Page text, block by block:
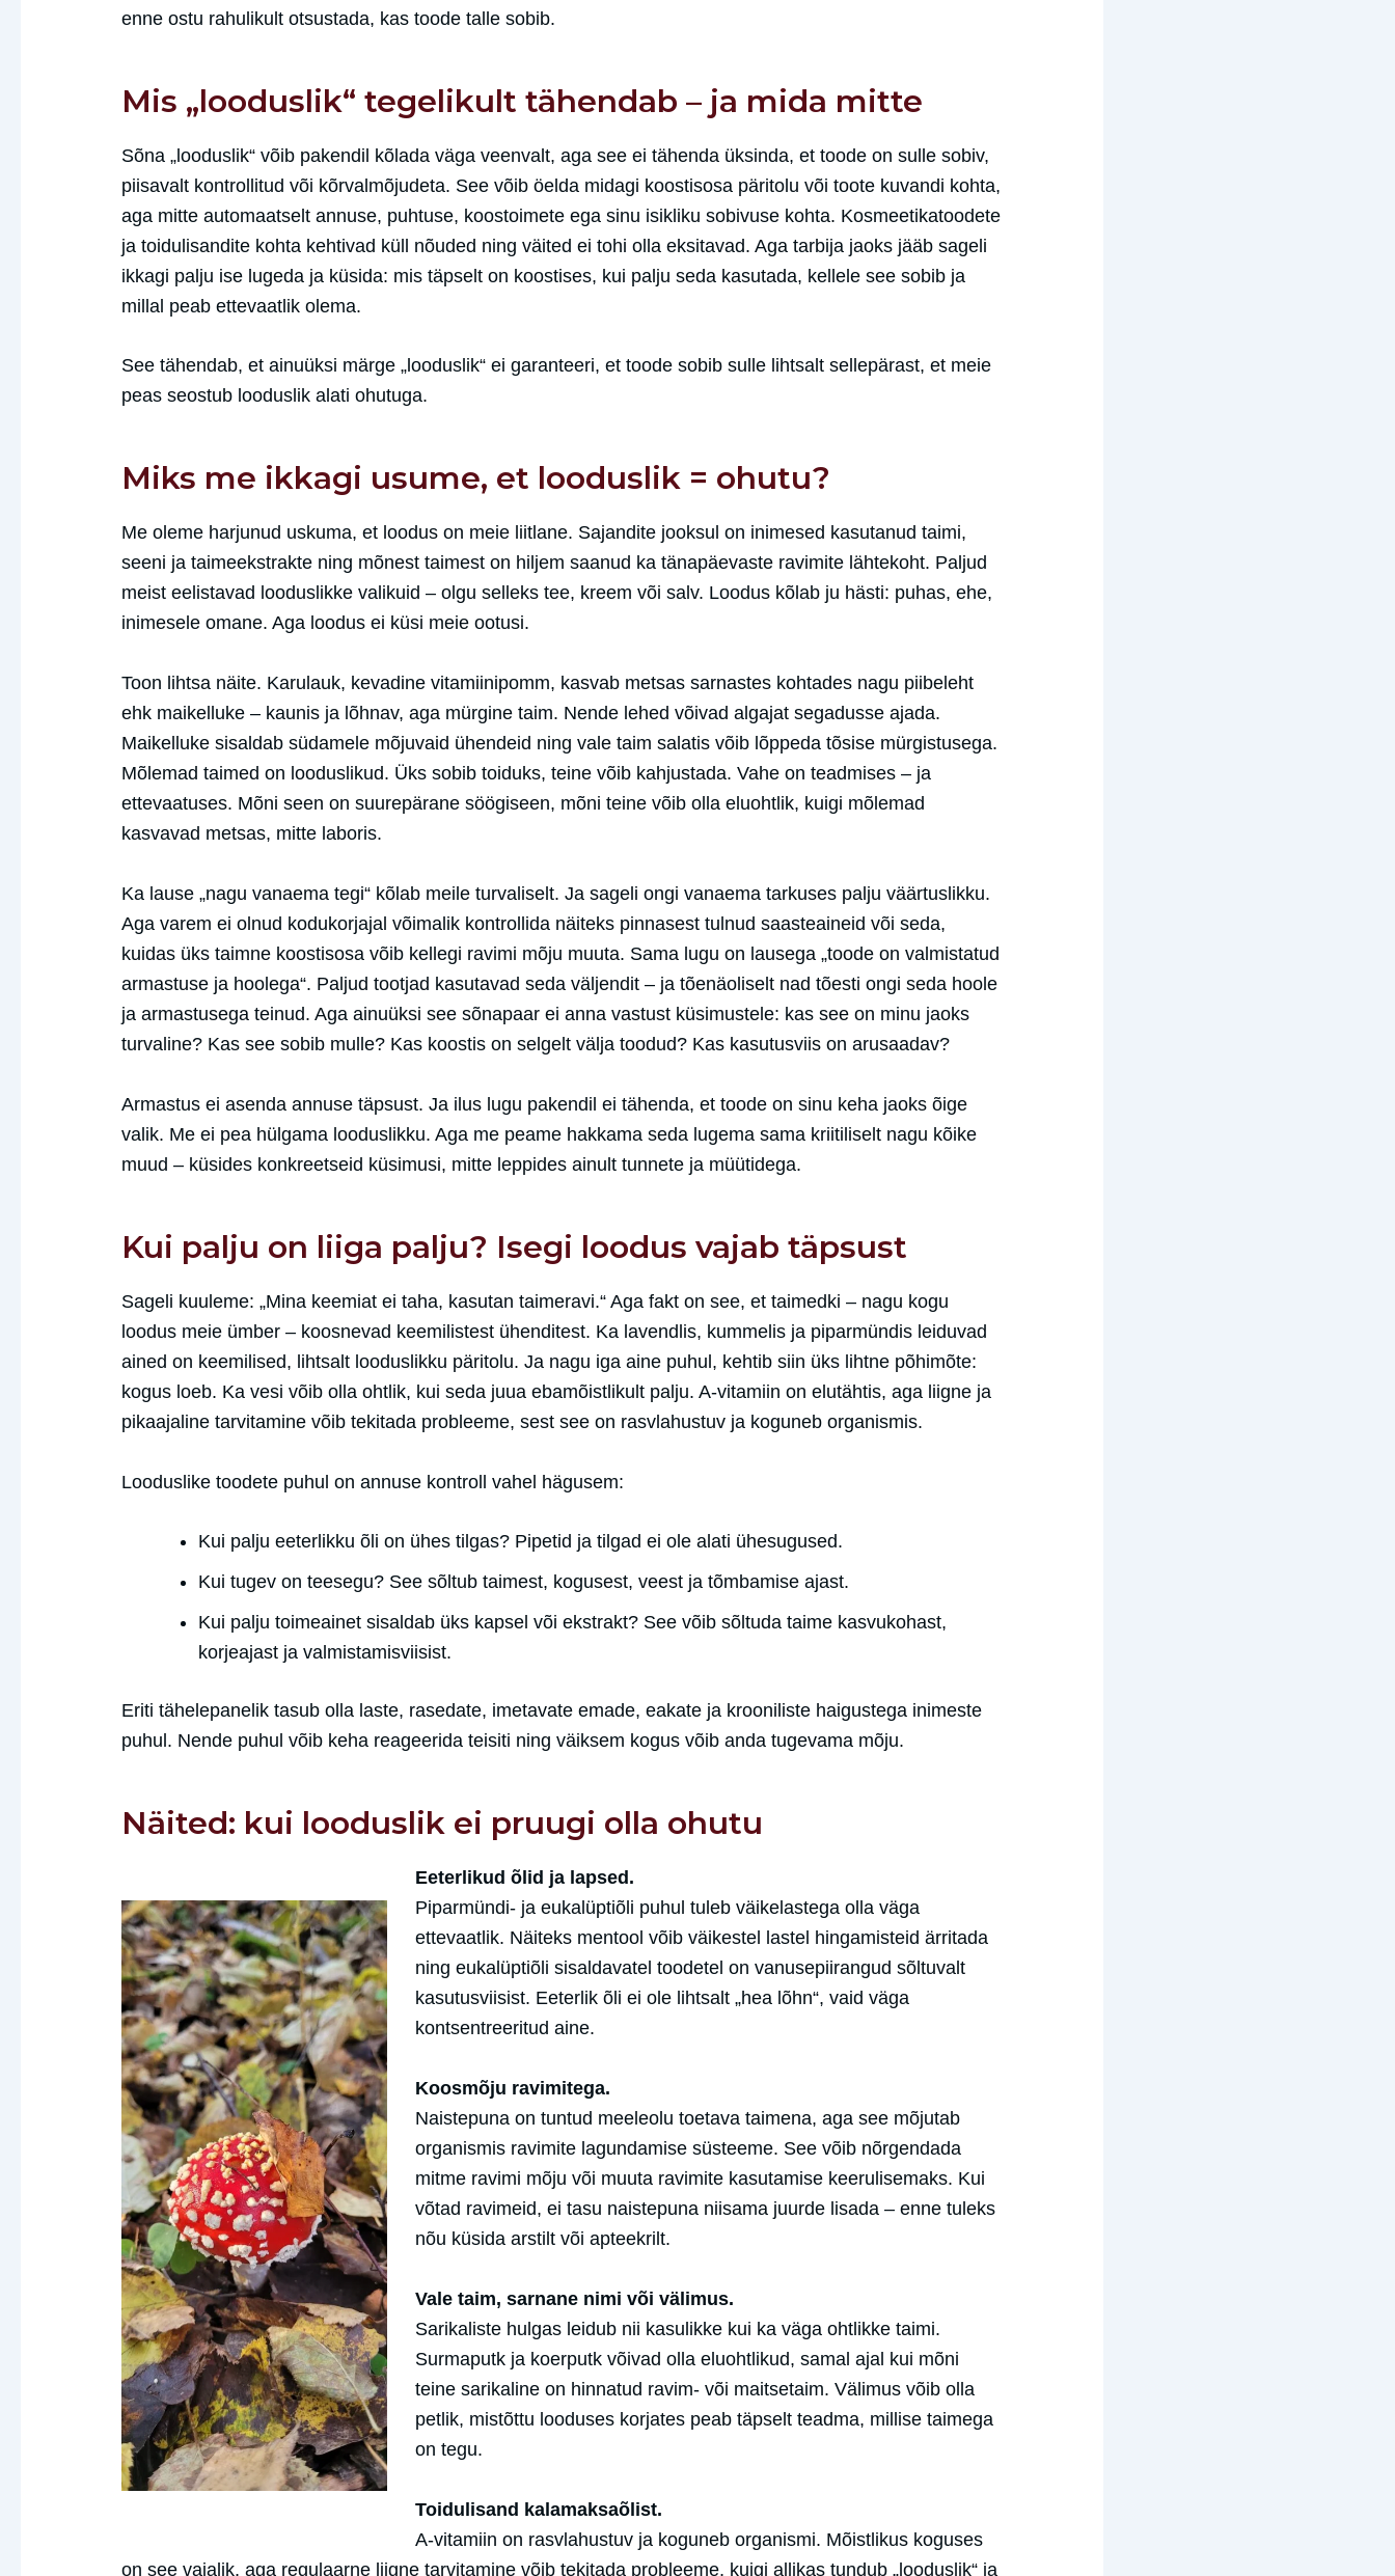
enne ostu rahulikult otsustada, kas toode talle sobib.
Mis „looduslik“ tegelikult tähendab – ja mida mitte
Sõna „looduslik“ võib pakendil kõlada väga veenvalt, aga see ei tähenda üksinda, et toode on sulle sobiv,
piisavalt kontrollitud või kõrvalmõjudeta. See võib öelda midagi koostisosa päritolu või toote kuvandi kohta,
aga mitte automaatselt annuse, puhtuse, koostoimete ega sinu isikliku sobivuse kohta. Kosmeetikatoodete
ja toidulisandite kohta kehtivad küll nõuded ning väited ei tohi olla eksitavad. Aga tarbija jaoks jääb sageli
ikkagi palju ise lugeda ja küsida: mis täpselt on koostises, kui palju seda kasutada, kellele see sobib ja
millal peab ettevaatlik olema.
See tähendab, et ainuüksi märge „looduslik“ ei garanteeri, et toode sobib sulle lihtsalt sellepärast, et meie
peas seostub looduslik alati ohutuga.
Miks me ikkagi usume, et looduslik = ohutu?
Me oleme harjunud uskuma, et loodus on meie liitlane. Sajandite jooksul on inimesed kasutanud taimi,
seeni ja taimeekstrakte ning mõnest taimest on hiljem saanud ka tänapäevaste ravimite lähtekoht. Paljud
meist eelistavad looduslikke valikuid – olgu selleks tee, kreem või salv. Loodus kõlab ju hästi: puhas, ehe,
inimesele omane. Aga loodus ei küsi meie ootusi.
Toon lihtsa näite. Karulauk, kevadine vitamiinipomm, kasvab metsas sarnastes kohtades nagu piibeleht
ehk maikelluke – kaunis ja lõhnav, aga mürgine taim. Nende lehed võivad algajat segadusse ajada.
Maikelluke sisaldab südamele mõjuvaid ühendeid ning vale taim salatis võib lõppeda tõsise mürgistusega.
Mõlemad taimed on looduslikud. Üks sobib toiduks, teine võib kahjustada. Vahe on teadmises – ja
ettevaatuses. Mõni seen on suurepärane söögiseen, mõni teine võib olla eluohtlik, kuigi mõlemad
kasvavad metsas, mitte laboris.
Ka lause „nagu vanaema tegi“ kõlab meile turvaliselt. Ja sageli ongi vanaema tarkuses palju väärtuslikku.
Aga varem ei olnud kodukorjajal võimalik kontrollida näiteks pinnasest tulnud saasteaineid või seda,
kuidas üks taimne koostisosa võib kellegi ravimi mõju muuta. Sama lugu on lausega „toode on valmistatud
armastuse ja hoolega“. Paljud tootjad kasutavad seda väljendit – ja tõenäoliselt nad tõesti ongi seda hoole
ja armastusega teinud. Aga ainuüksi see sõnapaar ei anna vastust küsimustele: kas see on minu jaoks
turvaline? Kas see sobib mulle? Kas koostis on selgelt välja toodud? Kas kasutusviis on arusaadav?
Armastus ei asenda annuse täpsust. Ja ilus lugu pakendil ei tähenda, et toode on sinu keha jaoks õige
valik. Me ei pea hülgama looduslikku. Aga me peame hakkama seda lugema sama kriitiliselt nagu kõike
muud – küsides konkreetseid küsimusi, mitte leppides ainult tunnete ja müütidega.
Kui palju on liiga palju? Isegi loodus vajab täpsust
Sageli kuuleme: „Mina keemiat ei taha, kasutan taimeravi.“ Aga fakt on see, et taimedki – nagu kogu
loodus meie ümber – koosnevad keemilistest ühenditest. Ka lavendlis, kummelis ja piparmündis leiduvad
ained on keemilised, lihtsalt looduslikku päritolu. Ja nagu iga aine puhul, kehtib siin üks lihtne põhimõte:
kogus loeb. Ka vesi võib olla ohtlik, kui seda juua ebamõistlikult palju. A-vitamiin on elutähtis, aga liigne ja
pikaajaline tarvitamine võib tekitada probleeme, sest see on rasvlahustuv ja koguneb organismis.
Looduslike toodete puhul on annuse kontroll vahel hägusem:
Kui palju eeterlikku õli on ühes tilgas? Pipetid ja tilgad ei ole alati ühesugused.
Kui tugev on teesegu? See sõltub taimest, kogusest, veest ja tõmbamise ajast.
Kui palju toimeainet sisaldab üks kapsel või ekstrakt? See võib sõltuda taime kasvukohast,
korjeajast ja valmistamisviisist.
Eriti tähelepanelik tasub olla laste, rasedate, imetavate emade, eakate ja krooniliste haigustega inimeste
puhul. Nende puhul võib keha reageerida teisiti ning väiksem kogus võib anda tugevama mõju.
Näited: kui looduslik ei pruugi olla ohutu
Eeterlikud õlid ja lapsed.
Piparmündi- ja eukalüptiõli puhul tuleb väikelastega olla väga
ettevaatlik. Näiteks mentool võib väikestel lastel hingamisteid ärritada
ning eukalüptiõli sisaldavatel toodetel on vanusepiirangud sõltuvalt
kasutusviisist. Eeterlik õli ei ole lihtsalt „hea lõhn“, vaid väga
kontsentreeritud aine.
Koosmõju ravimitega.
Naistepuna on tuntud meeleolu toetava taimena, aga see mõjutab
organismis ravimite lagundamise süsteeme. See võib nõrgendada
mitme ravimi mõju või muuta ravimite kasutamise keerulisemaks. Kui
võtad ravimeid, ei tasu naistepuna niisama juurde lisada – enne tuleks
nõu küsida arstilt või apteekrilt.
Vale taim, sarnane nimi või välimus.
Sarikaliste hulgas leidub nii kasulikke kui ka väga ohtlikke taimi.
Surmaputk ja koerputk võivad olla eluohtlikud, samal ajal kui mõni
teine sarikaline on hinnatud ravim- või maitsetaim. Välimus võib olla
petlik, mistõttu looduses korjates peab täpselt teadma, millise taimega
on tegu.
Toidulisand kalamaksaõlist.
A-vitamiin on rasvlahustuv ja koguneb organismi. Mõistlikus koguses
on see vajalik, aga regulaarne liigne tarvitamine võib tekitada probleeme, kuigi allikas tundub „looduslik“ ja